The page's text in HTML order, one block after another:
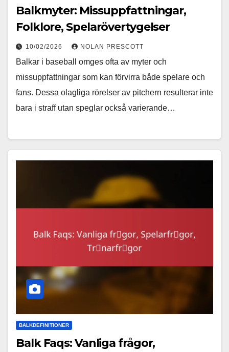
Balkmyter: Missuppfattningar,
Folklore, Spelarövertygelser
10/02/2026 NOLAN PRESCOTT
Balkar i baseball omges ofta av myter och
missuppfattningar som kan förvirra både spelare och
fans. Dessa olagliga rörelser av pitchern resulterar inte
bara i straff utan speglar också varierande…
BALKDEFINITIONER
Balk Faqs: Vanliga frågor,